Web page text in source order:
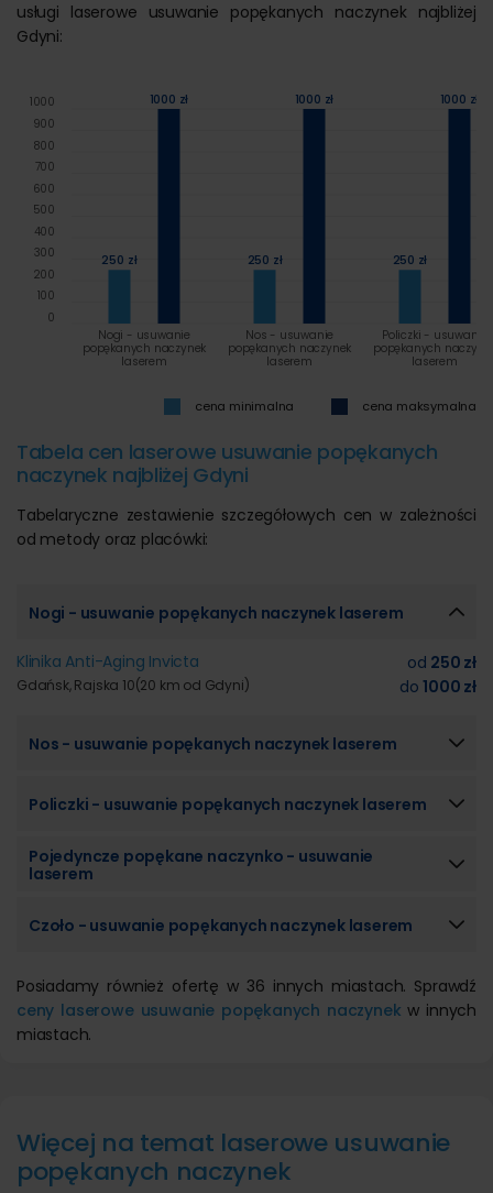
usługi laserowe usuwanie popękanych naczynek najbliżej
Gdyni:
250 zł 250 zł 250 zł
1000 zł 1000 zł 1000 zł
Nogi - usuwanie
popękanych naczynek
laserem
Nos - usuwanie
popękanych naczynek
laserem
Policzki - usuwanie
popękanych
laserem
0
100
200
300
400
500
600
700
800
900
1000
cena minimalna cena maksymalna
Tabela cen laserowe usuwanie popękanych
naczynek najbliżej Gdyni
Tabelaryczne zestawienie szczegółowych cen w zależności
od metody oraz placówki:
Nogi - usuwanie popękanych naczynek laserem
Klinika Anti-Aging Invicta
Gdańsk, Rajska 10(20 km od Gdyni)
od 250 zł
do1000 zł
Nos - usuwanie popękanych naczynek laserem
Policzki - usuwanie popękanych naczynek laserem
Pojedyncze popękane naczynko - usuwanie
laserem
Czoło - usuwanie popękanych naczynek laserem
Posiadamy również ofertę w 36 innych miastach. Sprawdź
ceny laserowe usuwanie popękanych naczynek w innych
miastach.
Więcej na temat laserowe usuwanie
popękanych naczynek